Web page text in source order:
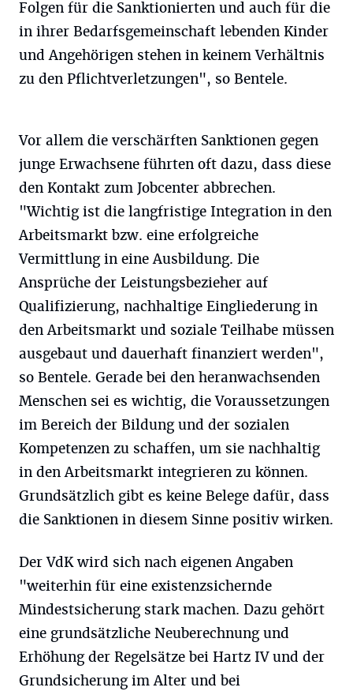
Folgen für die Sanktionierten und auch für die
in ihrer Bedarfsgemeinschaft lebenden Kinder
und Angehörigen stehen in keinem Verhältnis
zu den Pflichtverletzungen", so Bentele.
Vor allem die verschärften Sanktionen gegen
junge Erwachsene führten oft dazu, dass diese
den Kontakt zum Jobcenter abbrechen.
"Wichtig ist die langfristige Integration in den
Arbeitsmarkt bzw. eine erfolgreiche
Vermittlung in eine Ausbildung. Die
Ansprüche der Leistungsbezieher auf
Qualifizierung, nachhaltige Eingliederung in
den Arbeitsmarkt und soziale Teilhabe müssen
ausgebaut und dauerhaft finanziert werden",
so Bentele. Gerade bei den heranwachsenden
Menschen sei es wichtig, die Voraussetzungen
im Bereich der Bildung und der sozialen
Kompetenzen zu schaffen, um sie nachhaltig
in den Arbeitsmarkt integrieren zu können.
Grundsätzlich gibt es keine Belege dafür, dass
die Sanktionen in diesem Sinne positiv wirken.
Der VdK wird sich nach eigenen Angaben
"weiterhin für eine existenzsichernde
Mindestsicherung stark machen. Dazu gehört
eine grundsätzliche Neuberechnung und
Erhöhung der Regelsätze bei Hartz IV und der
Grundsicherung im Alter und bei